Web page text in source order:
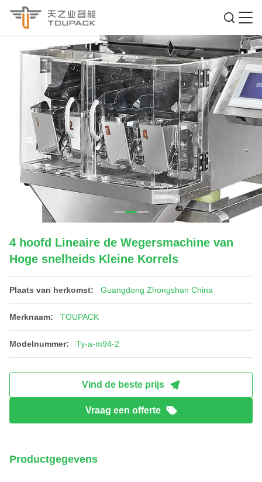
4 hoofd Lineaire de Wegersmachine van
Hoge snelheids Kleine Korrels
Plaats van herkomst: Guangdong Zhongshan China
Merknaam: TOUPACK
Modelnummer: Ty-a-m94-2
Vind de beste prijs
Vraag een offerte
Productgegevens